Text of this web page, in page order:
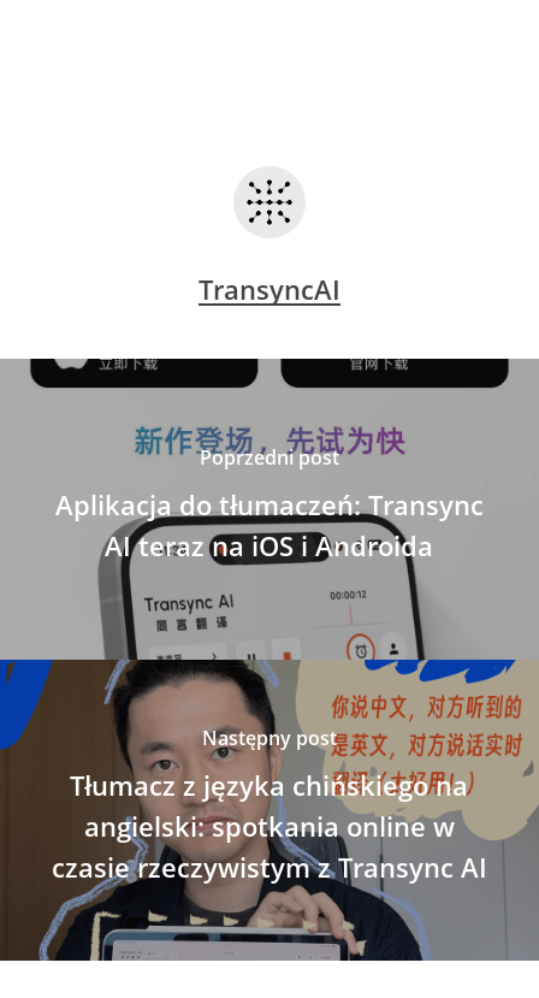
TransyncAI
Poprzedni post
Aplikacja do tłumaczeń: Transync
AI teraz na iOS i Androida
Następny post
Tłumacz z języka chińskiego na
angielski: spotkania online w
czasie rzeczywistym z Transync AI